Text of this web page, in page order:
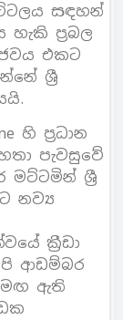
සඳහන්
ප්‍රබල
එකට
ශ්‍රී
හි ප්‍රධාන
පැවසුවේ
මට්ටමින් ශ්‍රී
නව්‍ය
ක්‍රීඩා
ආඩම්බර
ඇති